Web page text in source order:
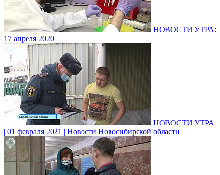
НОВОСТИ УТРА:
17 апреля 2020
НОВОСТИ УТРА
| 01 февраля 2021 | Новости Новосибирской области